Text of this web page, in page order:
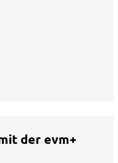
der evm+